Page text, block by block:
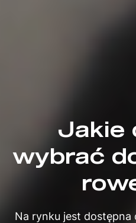
Jakie
wybrać
Na rynku jest dostępna